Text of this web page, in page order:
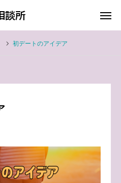
談所
初デートのアイデア
談所